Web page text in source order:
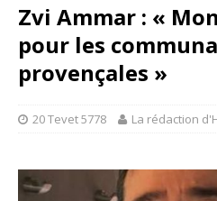
Zvi Ammar : «
pour les
provençales »
20 Tevet 5778 La rédaction